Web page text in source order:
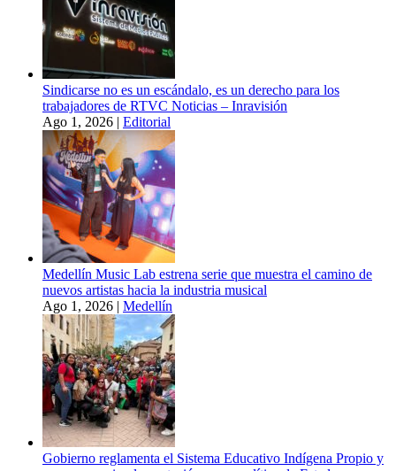
Sindicarse no es un escándalo, es un derecho para los
trabajadores de RTVC Noticias – Inravisión
Ago 1, 2026 | Editorial
Medellín Music Lab estrena serie que muestra el camino de
nuevos artistas hacia la industria musical
Ago 1, 2026 | Medellín
Gobierno reglamenta el Sistema Educativo Indígena Propio y